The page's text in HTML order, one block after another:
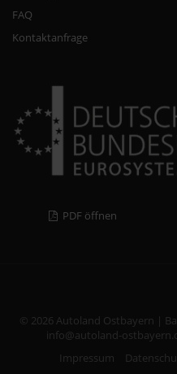
FAQ
Kontaktanfrage
PDF öffnen
© 2026 Autoland Ostbayern |
info@autoland-
Impressum